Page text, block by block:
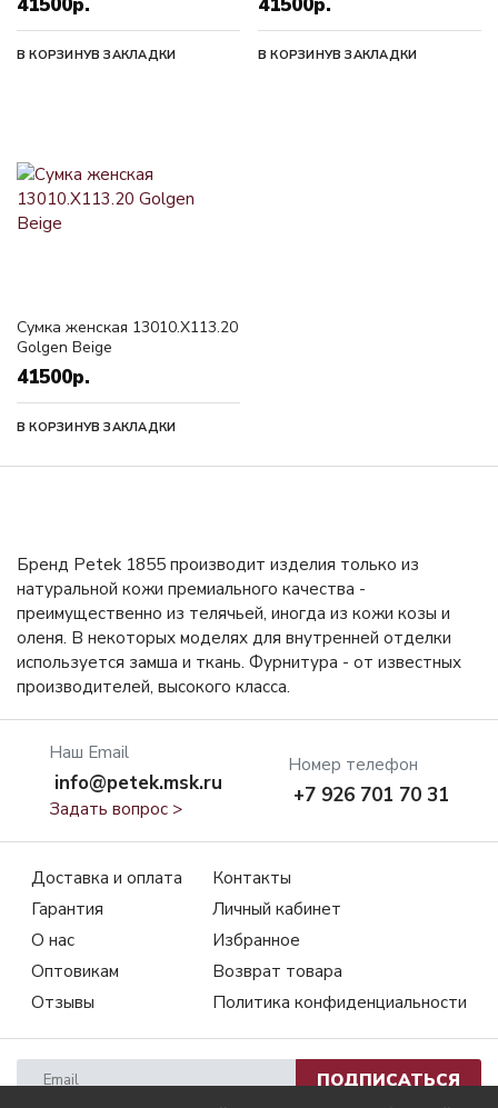
41500р.
В КОРЗИНУВ ЗАКЛАДКИ
41500р.
В КОРЗИНУВ ЗАКЛАДКИ
Сумка женская 13010.X113.20
Golgen Beige
41500р.
В КОРЗИНУВ ЗАКЛАДКИ
Наш Email
info@petek.msk.ru
Задать вопрос >
Номер телефон
+7 926 701 70 31
Бренд Petek 1855 производит изделия только из
натуральной кожи премиального качества -
преимущественно из телячьей, иногда из кожи козы и
оленя. В некоторых моделях для внутренней отделки
используется замша и ткань. Фурнитура - от известных
производителей, высокого класса.
Доставка и оплата
Гарантия
О нас
Оптовикам
Отзывы
Контакты
Личный кабинет
Избранное
Возврат товара
Политика конфиденциальности
ПОДПИСАТЬСЯ